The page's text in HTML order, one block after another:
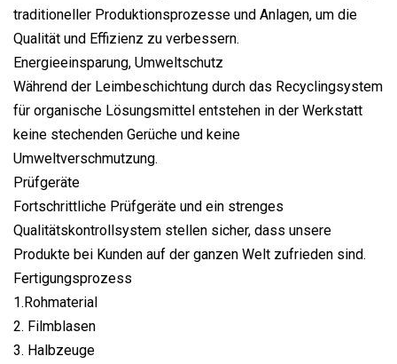
traditioneller Produktionsprozesse und Anlagen, um die
Qualität und Effizienz zu verbessern.
Energieeinsparung, Umweltschutz
Während der Leimbeschichtung durch das Recyclingsystem
für organische Lösungsmittel entstehen in der Werkstatt
keine stechenden Gerüche und keine
Umweltverschmutzung.
Prüfgeräte
Fortschrittliche Prüfgeräte und ein strenges
Qualitätskontrollsystem stellen sicher, dass unsere
Produkte bei Kunden auf der ganzen Welt zufrieden sind.
Fertigungsprozess
1.Rohmaterial
2. Filmblasen
3. Halbzeuge